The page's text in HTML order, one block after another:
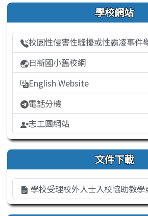
右邊區域內容 學校網站
校園性侵害性騷擾或性霸凌事件
日新國小舊校網
English Website
電話分機
志工團網站
文件下載
學校受理校外人士入校協助教